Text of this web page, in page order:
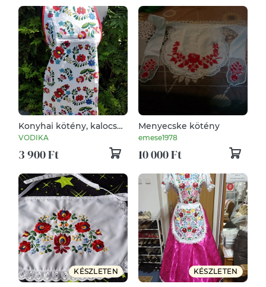
Konyhai kötény, kalocsai
mintával
VODIKA
3 900 Ft
Menyecske kötény
emese1978
10 000 Ft
KÉSZLETEN KÉSZLETEN